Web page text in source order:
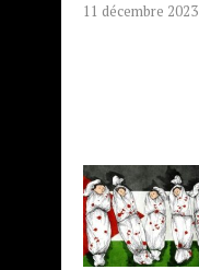
11 décembre 2023